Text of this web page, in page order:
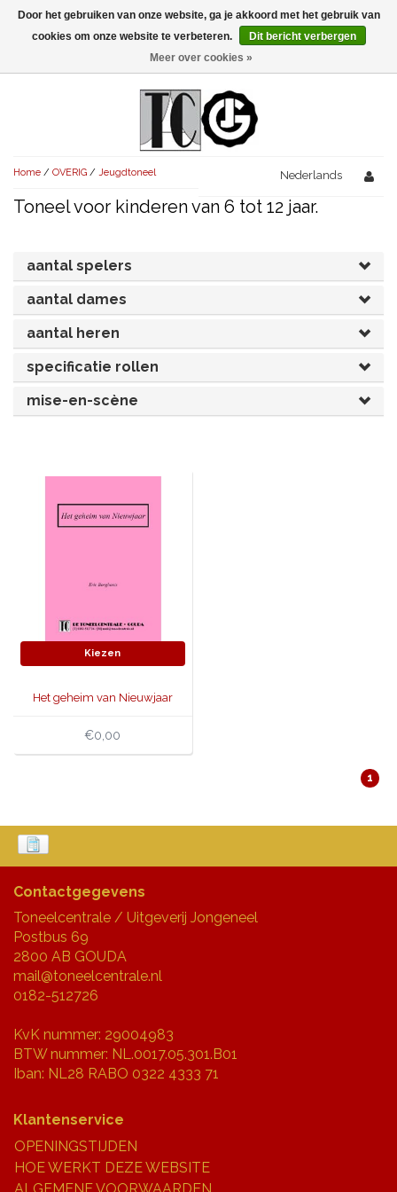
Menu
AVONDVULLEND (+75')
KORT (-30')
UITGELICHT!
AVONDVULLEND (+75')
OVERIG (30'-75')
UITGELICHT!
AVONDVULLEND (+75')
KORT (-30')
OVERIG (30'-75')
UITGELICHT!
KORT (-30')
OVERIG (30'-75')
SPEKTAKELSTUKKEN
JUBILEUMSTUK
KOSTUUMSTUK
MUSICAL
OVERIG
SINTERKLAASTONEEL
KERSTTONEEL
PAASTONEEL
SKETCHES
RECHTEN REGELEN
Home / OVERIG / Jeugdtoneel Nederlands
Toneel voor kinderen van 6 tot 12 jaar.
aantal spelers
aantal dames
aantal heren
specificatie rollen
mise-en-scène
Kiezen
Het geheim van Nieuwjaar
€0,00
1
Contactgegevens
Toneelcentrale / Uitgeverij Jongeneel
Postbus 69
2800 AB GOUDA
mail@toneelcentrale.nl
0182-512726
KvK nummer: 29004983
BTW nummer: NL.0017.05.301.B01
Iban: NL28 RABO 0322 4333 71
Klantenservice
OPENINGSTIJDEN
HOE WERKT DEZE WEBSITE
Door het gebruiken van onze website, ga je akkoord met het gebruik van
cookies om onze website te verbeteren.
Dit bericht verbergen
Meer over cookies »